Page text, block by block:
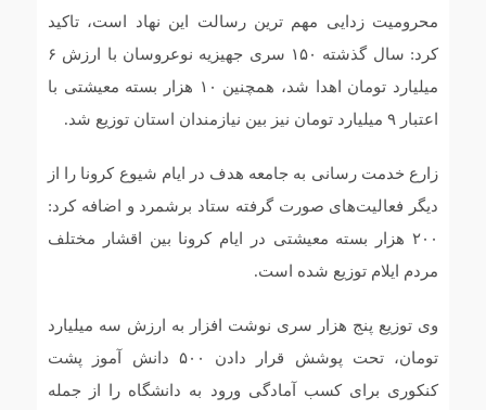
محرومیت زدایی مهم ترین رسالت این نهاد است، تاکید
کرد: سال گذشته ۱۵۰ سری جهیزیه نوعروسان با ارزش ۶
میلیارد تومان اهدا شد، همچنین ۱۰ هزار بسته معیشتی با
اعتبار ۹ میلیارد تومان نیز بین نیازمندان استان توزیع شد.
زارع خدمت رسانی به جامعه هدف در ایام شیوع کرونا را از
دیگر فعالیت‌های صورت گرفته ستاد برشمرد و اضافه کرد:
۲۰۰ هزار بسته معیشتی در ایام کرونا بین اقشار مختلف
مردم ایلام توزیع شده است.
وی توزیع پنج هزار سری نوشت افزار به ارزش سه میلیارد
تومان، تحت پوشش قرار دادن ۵۰۰ دانش آموز پشت
کنکوری برای کسب آمادگی ورود به دانشگاه را از جمله